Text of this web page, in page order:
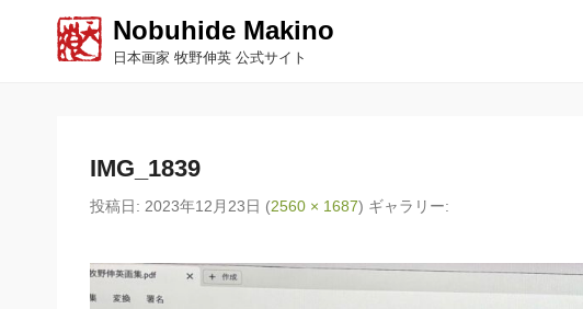
Nobuhide Makino
日本画家 牧野伸英 公式サイト
IMG_1839
投稿日: 2023年12月23日 (2560 × 1687) ギャラリー: